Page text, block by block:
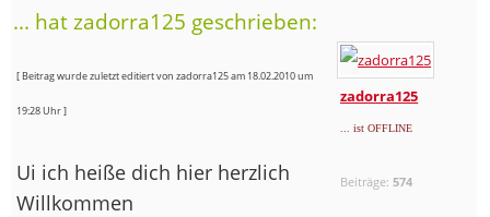
... hat zadorra125 geschrieben:
zadorra125
... ist OFFLINE
Beiträge:574
[ Beitrag wurde zuletzt editiert von zadorra125 am 18.02.2010 um
19:28 Uhr ]
Ui ich heiße dich hier herzlich
Willkommen